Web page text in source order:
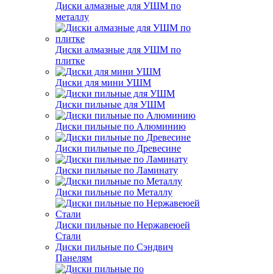
Диски алмазные для УШМ по
металлу
Диски алмазные для УШМ по
плитке
Диски для мини УШМ
Диски пильные для УШМ
Диски пильные по Алюминию
Диски пильные по Древесине
Диски пильные по Ламинату
Диски пильные по Металлу
Диски пильные по Нержавеюей
Стали
Диски пильные по Сэндвич
Панелям